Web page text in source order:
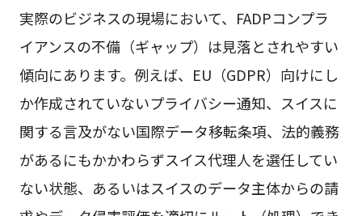
実際のビジネスの現場において、FADPコンプラ
イアンスの不備（ギャップ）は見落とされやすい
傾向にあります。例えば、EU（GDPR）向けにし
か作成されていないプライバシー通知、スイスに
関する言及がない国際データ移転条項、法的義務
があるにもかかわらずスイス代理人を選任してい
ない状態、あるいはスイスのデータ主体からの請